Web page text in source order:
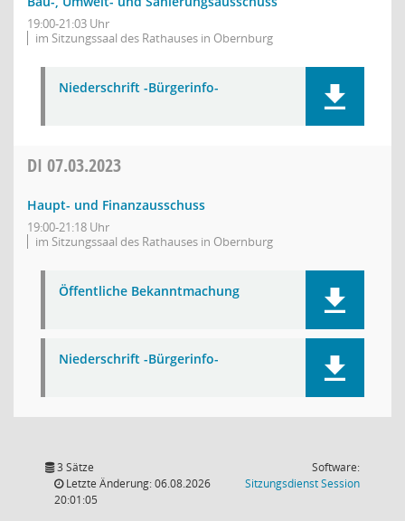
19:00-21:03 Uhr
im Sitzungssaal des Rathauses in Obernburg
Niederschrift -Bürgerinfo-
DI 07.03.2023
Haupt- und Finanzausschuss
19:00-21:18 Uhr
im Sitzungssaal des Rathauses in Obernburg
Öffentliche Bekanntmachung
Niederschrift -Bürgerinfo-
3 Sätze
Letzte Änderung: 06.08.2026
20:01:05
Software:
SitzungsdienstSession(Wird in